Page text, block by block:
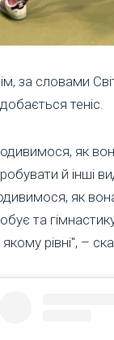
за словами
теніс.
як
й інші
як
та
рівні", –